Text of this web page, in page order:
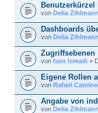
von Delia Zihlmann
Dashboards
von Delia Zihlmann
Zugriffsebenen
von Isen Ismaili »
Eigene Rollen
von Rafael Camino
Angabe von
von Delia Zihlmann